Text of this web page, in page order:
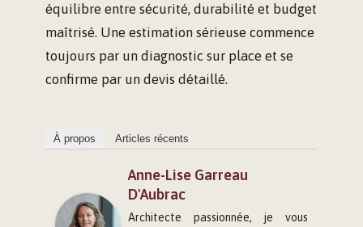
équilibre entre sécurité, durabilité et budget
maîtrisé. Une estimation sérieuse commence
toujours par un diagnostic sur place et se
confirme par un devis détaillé.
À propos Articles récents
Anne-Lise Garreau
D'Aubrac
Architecte passionnée, je vous